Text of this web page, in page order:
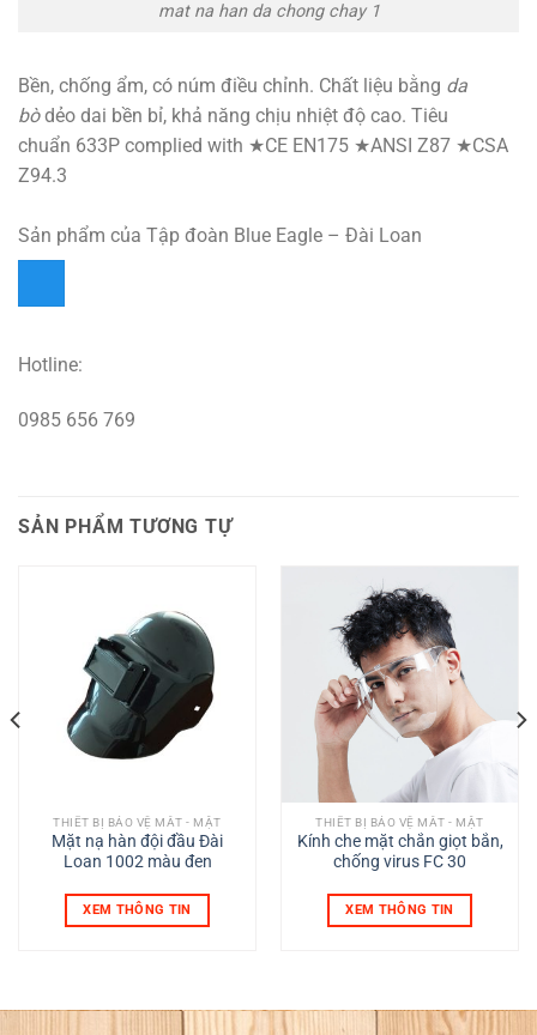
mat na han da chong chay 1
Bền, chống ẩm, có núm điều chỉnh. Chất liệu bằng da
bòdẻo dai bền bỉ, khả năng chịu nhiệt độ cao. Tiêu
chuẩn 633P complied with ★CE EN175 ★ANSI Z87 ★CSA
Z94.3
Sản phẩm của Tập đoàn Blue Eagle – Đài Loan
Hotline:
0985 656 769
SẢN PHẨM TƯƠNG TỰ
THIẾT BỊ BẢO VỆ MẮT - MẶT
Mặt nạ hàn đội đầu Đài
Loan 1002 màu đen
XEM THÔNG TIN
THIẾT BỊ BẢO VỆ MẮT - MẶT
Kính che mặt chắn giọt bắn,
chống virus FC 30
XEM THÔNG TIN